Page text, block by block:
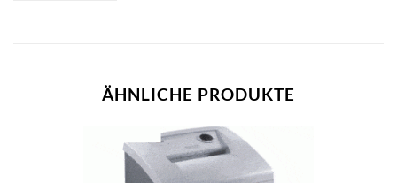
ÄHNLICHE PRODUKTE